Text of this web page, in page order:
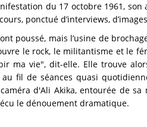
du 17 octobre 1961,
ponctué d’interviews,
poussé, mais l’usine de
le rock, le militantisme et le
ma vie", dit-elle. Elle trouve
au fil de séances quasi
d'Ali Akika, entourée de
le dénouement dramatique.